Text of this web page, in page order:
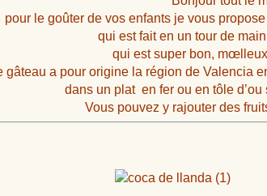
pour le goûter de vos enfants je vous
qui est fait en un tour de
qui est super bon, mœlleux
gâteau a pour origine la région de Valencia
dans un plat en fer ou en tôle
Vous pouvez y rajouter des